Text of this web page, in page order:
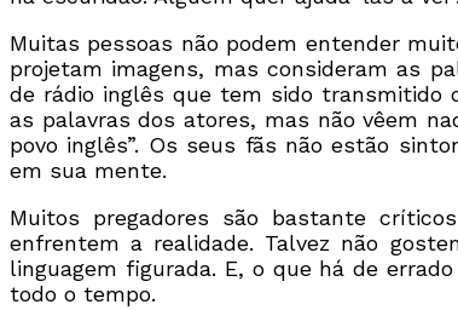
Muitas pessoas não podem entender
projetam imagens, mas consideram as
de rádio inglês que tem sido transmitido
as palavras dos atores, mas não vêem
povo inglês”. Os seus fãs não estão
em sua mente.
Muitos pregadores são bastante
enfrentem a realidade. Talvez não
linguagem figurada. E, o que há de
todo o tempo.